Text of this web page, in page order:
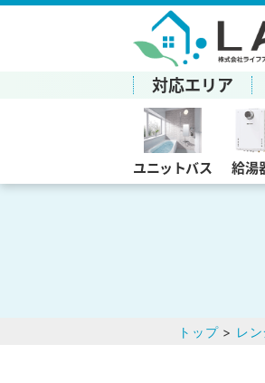
対応エリア
ユニットバス 給湯
トップ> レ